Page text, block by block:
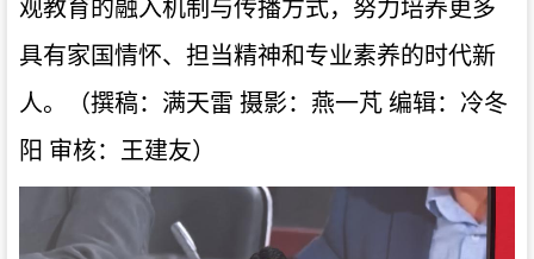
观教育的融入机制与传播方式，努力培养更多
具有家国情怀、担当精神和专业素养的时代新
人。
（撰稿：满天雷 摄影：燕一芃 编辑：冷冬
阳 审核：王建友）